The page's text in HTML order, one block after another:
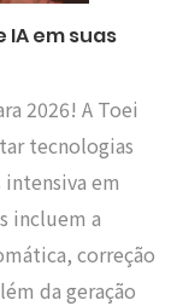
em suas
2026! A Toei
tecnologias
em
incluem a
correção
da geração